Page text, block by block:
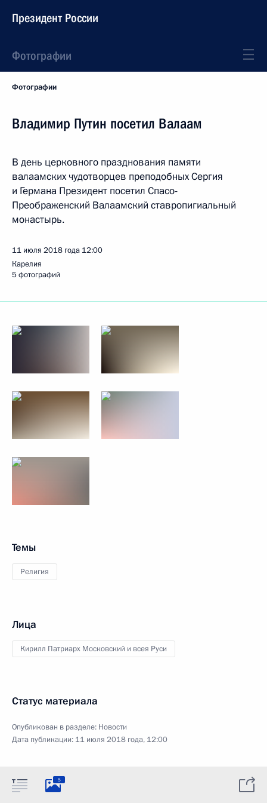
Президент России
Фотографии
Фотографии
Владимир Путин посетил Валаам
В день церковного празднования памяти
валаамских чудотворцев преподобных Сергия
и Германа Президент посетил Спасо-
Преображенский Валаамский ставропигиальный
монастырь.
11 июля 2018 года 12:00
Карелия
5 фотографий
Темы
Религия
Лица
Кирилл Патриарх Московский и всея Руси
Статус материала
Опубликован в разделе: Новости
Дата публикации: 11 июля 2018 года, 12:00
5